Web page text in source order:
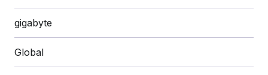
gigabyte
Global